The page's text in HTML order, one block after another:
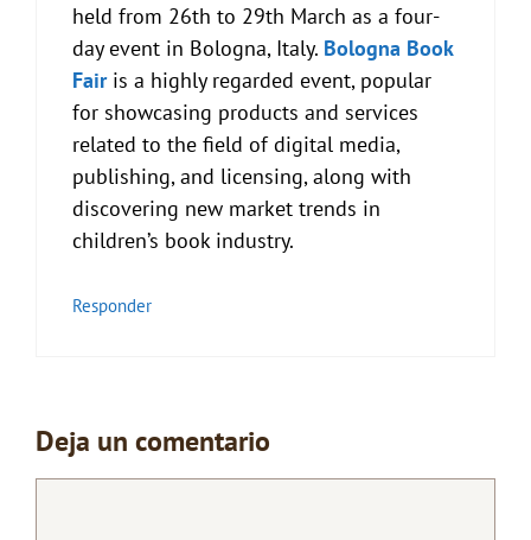
held from 26th to 29th March as a four-
day event in Bologna, Italy. Bologna Book
Fairis a highly regarded event, popular
for showcasing products and services
related to the field of digital media,
publishing, and licensing, along with
discovering new market trends in
children’s book industry.
Responder
Deja un comentario